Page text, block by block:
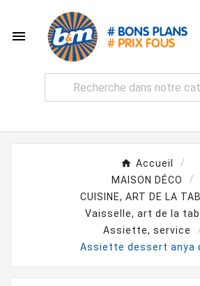

Accueil
MAISON DÉCO
CUISINE, ART DE LA
Vaisselle, art de la
Assiette, service
Assiette dessert anya